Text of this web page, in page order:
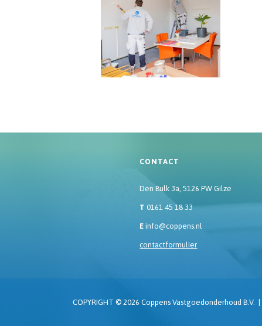
CONTACT
Den Bulk 3a, 5126 PW Gilze
T 0161 45 18 33
E info@coppens.nl
contactformulier
COPYRIGHT © 2026 Coppens Vastgoedonderhoud B.V.